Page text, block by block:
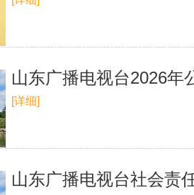
山东广播电视台2026年
[详细]
山东广播电视台社会责